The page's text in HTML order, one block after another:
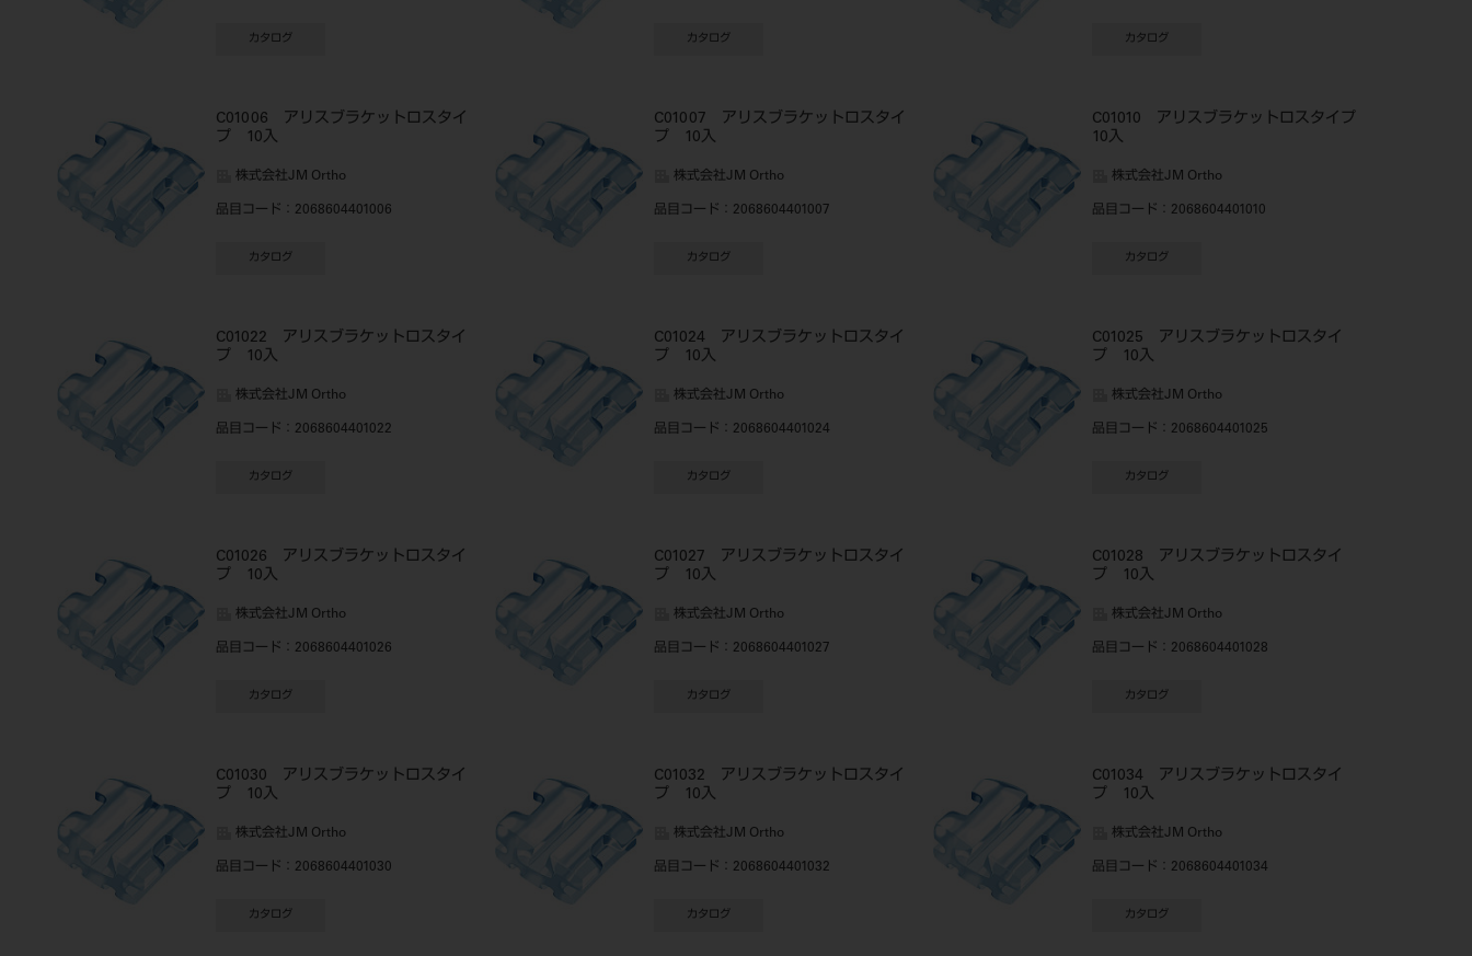
カタログ カタログ カタログ
C01006 アリスブラケットロスタイ
プ 10入
株式会社JM Ortho
品目コード ：2068604401006
カタログ
C01007 アリスブラケットロスタイ
プ 10入
株式会社JM Ortho
品目コード ：2068604401007
カタログ
C01010 アリスブラケットロスタイプ
10入
株式会社JM Ortho
品目コード ：2068604401010
カタログ
C01022 アリスブラケットロスタイ
プ 10入
株式会社JM Ortho
品目コード ：2068604401022
カタログ
C01024 アリスブラケットロスタイ
プ 10入
株式会社JM Ortho
品目コード ：2068604401024
カタログ
C01025 アリスブラケットロスタイ
プ 10入
株式会社JM Ortho
品目コード ：2068604401025
カタログ
C01026 アリスブラケットロスタイ
プ 10入
株式会社JM Ortho
品目コード ：2068604401026
カタログ
C01027 アリスブラケットロスタイ
プ 10入
株式会社JM Ortho
品目コード ：2068604401027
カタログ
C01028 アリスブラケットロスタイ
プ 10入
株式会社JM Ortho
品目コード ：2068604401028
カタログ
C01030 アリスブラケットロスタイ
プ 10入
株式会社JM Ortho
品目コード ：2068604401030
カタログ
C01032 アリスブラケットロスタイ
プ 10入
株式会社JM Ortho
品目コード ：2068604401032
カタログ
C01034 アリスブラケットロスタイ
プ 10入
株式会社JM Ortho
品目コード ：2068604401034
カタログ